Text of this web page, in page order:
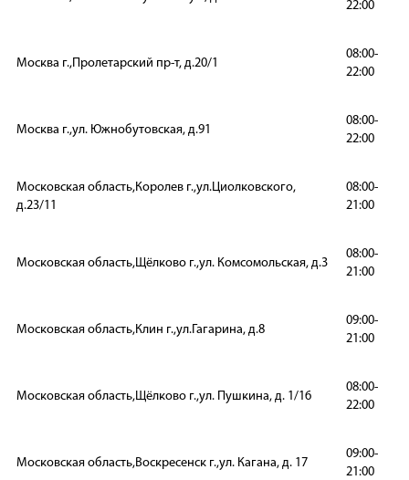
22:00
Москва г.,Пролетарский пр-т, д.20/1
08:00-
22:00
Москва г.,ул. Южнобутовская, д.91
08:00-
22:00
Московская область,Королев г.,ул.Циолковского,
д.23/11
08:00-
21:00
Московская область,Щёлково г.,ул. Комсомольская, д.3
08:00-
21:00
Московская область,Клин г.,ул.Гагарина, д.8
09:00-
21:00
Московская область,Щёлково г.,ул. Пушкина, д. 1/16
08:00-
22:00
Московская область,Воскресенск г.,ул. Кагана, д. 17
09:00-
21:00